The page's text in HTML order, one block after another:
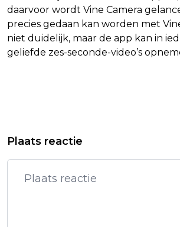
daarvoor wordt Vine Camera
precies gedaan kan worden met
niet duidelijk, maar de app kan in
geliefde zes-seconde-video’s
BANANENPANNENKOEKJES
IN DE SPOTLIGHT: LEONIE
VAN GRAPEFOODIE
Plaats reactie